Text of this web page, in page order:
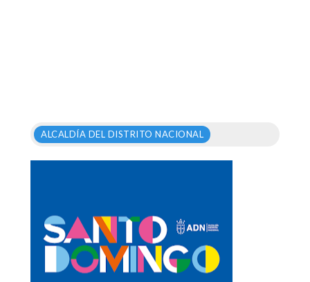
ALCALDÍA DEL DISTRITO NACIONAL